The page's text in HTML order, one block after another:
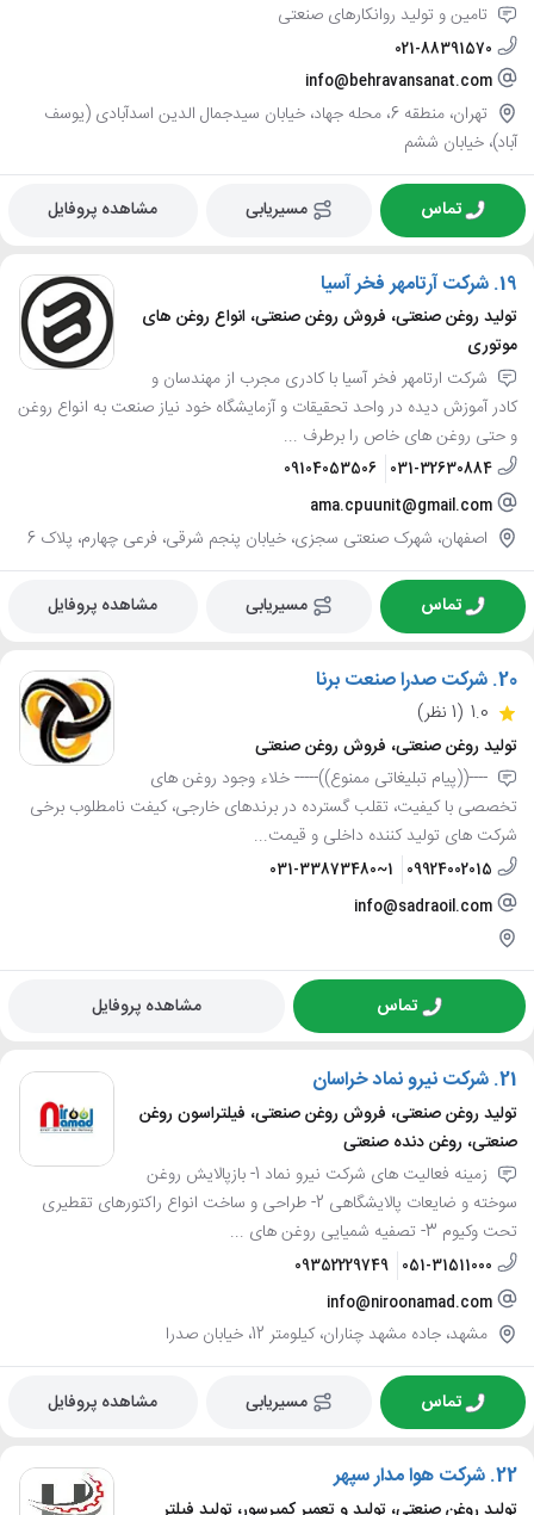
تامین و تولید روانکارهای صنعتی
021-88391570
info@behravansanat.com
تهران، منطقه 6، محله جهاد، خیابان سیدجمال الدین اسدآبادی (یوسف
آباد)، خیابان ششم
تماس مسیریابی مشاهده پروفایل
19. شرکت آرتامهر فخر آسیا
تولید روغن صنعتی، فروش روغن صنعتی، انواع روغن های
موتوری
شرکت ارتامهر فخر آسیا با کادری مجرب از مهندسان و
کادر آموزش دیده در واحد تحقیقات و آزمایشگاه خود نیاز صنعت به انواع روغن
و حتی روغن های خاص را برطرف ...
031-32630884
09104053506
ama.cpuunit@gmail.com
اصفهان، شهرک صنعتی سجزی، خیابان پنجم شرقی، فرعی چهارم، پلاک 6
تماس مسیریابی مشاهده پروفایل
20. شرکت صدرا صنعت برنا
1.0 (1 نظر)
تولید روغن صنعتی، فروش روغن صنعتی
----((پیام تبلیغاتی ممنوع))----- خلاء وجود روغن های
تخصصی با کیفیت، تقلب گسترده در برندهای خارجی، کیفت نامطلوب برخی
شرکت های تولید کننده داخلی و قیمت...
09924002015
031-33873480~1
info@sadraoil.com
تماس مشاهده پروفایل
21. شرکت نیرو نماد خراسان
تولید روغن صنعتی، فروش روغن صنعتی، فیلتراسون روغن
صنعتی، روغن دنده صنعتی
زمینه فعالیت های شرکت نیرو نماد 1- بازپالایش روغن
سوخته و ضایعات پالایشگاهی 2- طراحی و ساخت انواع راکتورهای تقطیری
تحت وکیوم 3- تصفیه شمیایی روغن های ...
051-31511000
09352229749
info@niroonamad.com
مشهد، جاده مشهد چناران، کیلومتر 12، خیابان صدرا
تماس مسیریابی مشاهده پروفایل
22. شرکت هوا مدار سپهر